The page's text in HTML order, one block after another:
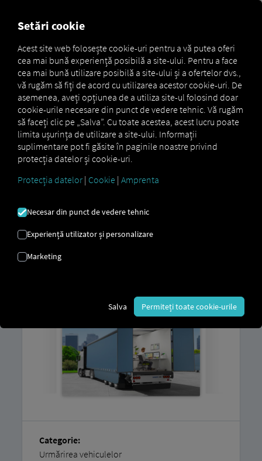
Marketplace Connectors TX-TRAILERPULSE Connect
TX-TRAILERPULSE
CONECTEAZĂ-TE
Integrarea unui furnizor extern
FoloseștiTX-TRAILERPULSEde la partenerul
nostru
WABCO
? Atunci conectează-ți vehiculele
direct la
platforma RIO
harta RIO
Categorie:
Urmărirea vehiculelor
Setări cookie
Acest site web folosește cookie-uri pentru a vă putea oferi
cea mai bună experiență posibilă a site-ului. Pentru a face
cea mai bună utilizare posibilă a site-ului și a ofertelor dvs.,
vă rugăm să fiți de acord cu utilizarea acestor cookie-uri. De
asemenea, aveți opțiunea de a utiliza site-ul folosind doar
cookie-urile necesare din punct de vedere tehnic. Vă rugăm
să faceți clic pe „Salva”. Cu toate acestea, acest lucru poate
limita ușurința de utilizare a site-ului. Informații
suplimentare pot fi găsite în paginile noastre privind
protecția datelor și cookie-uri.
Protecția datelor | Cookie | Amprenta
Necesar din punct de vedere tehnic
Experiență utilizator și personalizare
Marketing
Salva Permiteți toate cookie-urile